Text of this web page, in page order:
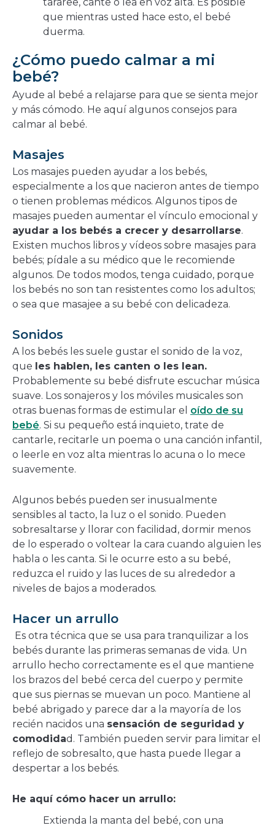
que mientras usted hace esto, el bebé
duerma.
¿Cómo puedo calmar a mi
bebé?
Ayude al bebé a relajarse para que se sienta mejor
y más cómodo. He aquí algunos consejos para
calmar al bebé.
Masajes
Los masajes pueden ayudar a los bebés,
especialmente a los que nacieron antes de tiempo
o tienen problemas médicos. Algunos tipos de
masajes pueden aumentar el vínculo emocional y
ayudar a los bebés a crecer y desarrollarse.
Existen muchos libros y vídeos sobre masajes para
bebés; pídale a su médico que le recomiende
algunos. De todos modos, tenga cuidado, porque
los bebés no son tan resistentes como los adultos;
o sea que masajee a su bebé con delicadeza.
Sonidos
A los bebés les suele gustar el sonido de la voz,
que les hablen, les canten o les lean.
Probablemente su bebé disfrute escuchar música
suave. Los sonajeros y los móviles musicales son
otras buenas formas de estimular el oído de su
bebé. Si su pequeño está inquieto, trate de
cantarle, recitarle un poema o una canción infantil,
o leerle en voz alta mientras lo acuna o lo mece
suavemente.
Algunos bebés pueden ser inusualmente
sensibles al tacto, la luz o el sonido. Pueden
sobresaltarse y llorar con facilidad, dormir menos
de lo esperado o voltear la cara cuando alguien les
habla o les canta. Si le ocurre esto a su bebé,
reduzca el ruido y las luces de su alrededor a
niveles de bajos a moderados.
Hacer un arrullo
Es otra técnica que se usa para tranquilizar a los
bebés durante las primeras semanas de vida. Un
arrullo hecho correctamente es el que mantiene
los brazos del bebé cerca del cuerpo y permite
que sus piernas se muevan un poco. Mantiene al
bebé abrigado y parece dar a la mayoría de los
recién nacidos una sensación de seguridad y
comodidad. También pueden servir para limitar el
reflejo de sobresalto, que hasta puede llegar a
despertar a los bebés.
He aquí cómo hacer un arrullo:
Extienda la manta del bebé, con una